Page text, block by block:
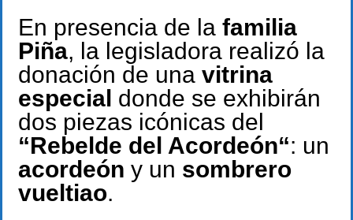
En presencia de la familia
Piña, la legisladora realizó la
donación de una vitrina
especial donde se exhibirán
dos piezas icónicas del
“Rebelde del Acordeón“: un
acordeón y un sombrero
vueltiao.